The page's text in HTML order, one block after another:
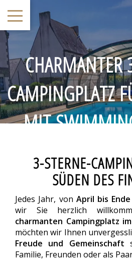
CHARMANTER
CAMPINGPLATZ
MIT
SÜDLICHEN
3-STERNE-
SÜDEN DES
Jedes Jahr, von April bis
wir Sie herzlich
charmanten Campingplatz
möchten wir Ihnen
Freude und Gemeinschaft
Familie, Freunden oder als